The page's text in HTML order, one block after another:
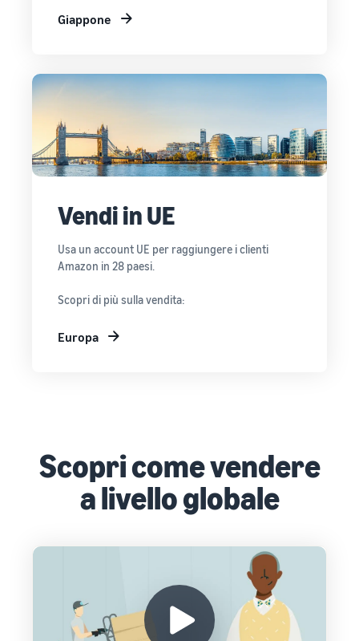
Giappone
Vendi in UE
Usa un account UE per raggiungere i clienti
Amazon in 28 paesi.
Scopri di più sulla vendita:
Europa
Scopri come vendere
a livello globale